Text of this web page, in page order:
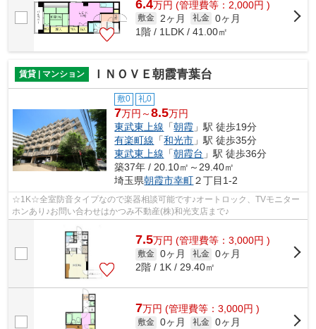
6.4万円 (管理費等：2,000円 )
敷金 2ヶ月 礼金 0ヶ月
1階 / 1LDK / 41.00㎡
賃貸 | マンション ＩＮＯＶＥ朝霞青葉台
敷0 礼0
7万円～8.5万円
東武東上線 「朝霞 」駅 徒歩19分
有楽町線 「和光市 」駅 徒歩35分
東武東上線 「朝霞台 」駅 徒歩36分
築37年 / 20.10㎡～29.40㎡
埼玉県朝霞市幸町２丁目1-2
☆1K☆全室防音タイプなので楽器相談可能です♪オートロック、TVモニター
ホンあり♪お問い合わせはかつみ不動産(株)和光支店まで♪
7.5万円 (管理費等：3,000円 )
敷金 0ヶ月 礼金 0ヶ月
2階 / 1K / 29.40㎡
7万円 (管理費等：3,000円 )
敷金 0ヶ月 礼金 0ヶ月